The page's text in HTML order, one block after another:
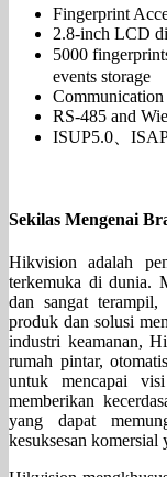
Fingerprint
2.8-inch LCD
5000
events storage
RS-485 and
ISUP5.0、
Sekilas Mengenai
Hikvision adalah
terkemuka di dunia.
dan sangat
produk dan solusi
industri keamanan,
rumah pintar,
untuk mencapai
memberikan
yang dapat
kesuksesan komersial